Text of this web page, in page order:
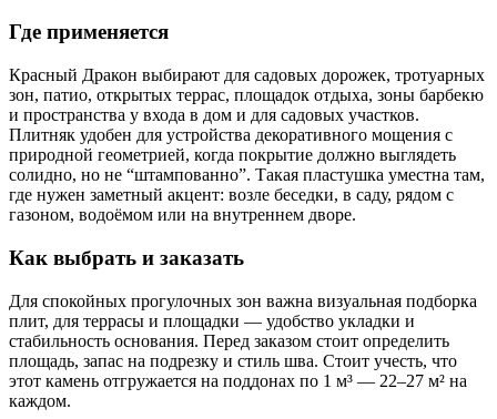
Где применяется
Красный Дракон выбирают для садовых дорожек, тротуарных
зон, патио, открытых террас, площадок отдыха, зоны барбекю
и пространства у входа в дом и для садовых участков.
Плитняк удобен для устройства декоративного мощения с
природной геометрией, когда покрытие должно выглядеть
солидно, но не “штампованно”. Такая пластушка уместна там,
где нужен заметный акцент: возле беседки, в саду, рядом с
газоном, водоёмом или на внутреннем дворе.
Как выбрать и заказать
Для спокойных прогулочных зон важна визуальная подборка
плит, для террасы и площадки — удобство укладки и
стабильность основания. Перед заказом стоит определить
площадь, запас на подрезку и стиль шва. Стоит учесть, что
этот камень отгружается на поддонах по 1 м³ — 22–27 м² на
каждом.